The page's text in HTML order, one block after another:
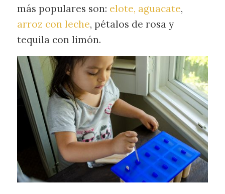
más populares son: elote, aguacate,
arroz con leche, pétalos de rosa y
tequila con limón.